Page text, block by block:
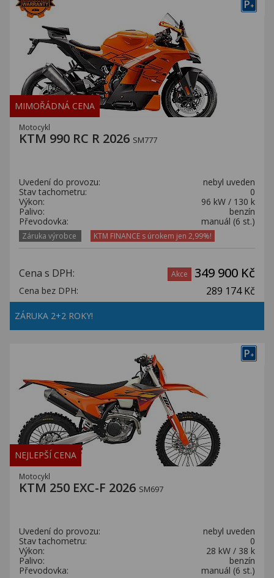
P+
MIMOŘÁDNÁ CENA
Motocykl
KTM 990 RC R 2026 SM777
Uvedení do provozu:
nebyl uveden
Stav tachometru:
0
Výkon:
96 kW / 130 k
Palivo:
benzín
Převodovka:
manuál (6 st.)
Záruka výrobce KTM FINANCE s úrokem jen 2,99%!
Cena s DPH: Akce 349 900 Kč
Cena bez DPH: 289 174 Kč
ZÁRUKA 2+2 ROKY!
P+
NEJLEPŠÍ CENA
Motocykl
KTM 250 EXC-F 2026 SM697
Uvedení do provozu:
nebyl uveden
Stav tachometru:
0
Výkon:
28 kW / 38 k
Palivo:
benzín
Převodovka:
manuál (6 st.)